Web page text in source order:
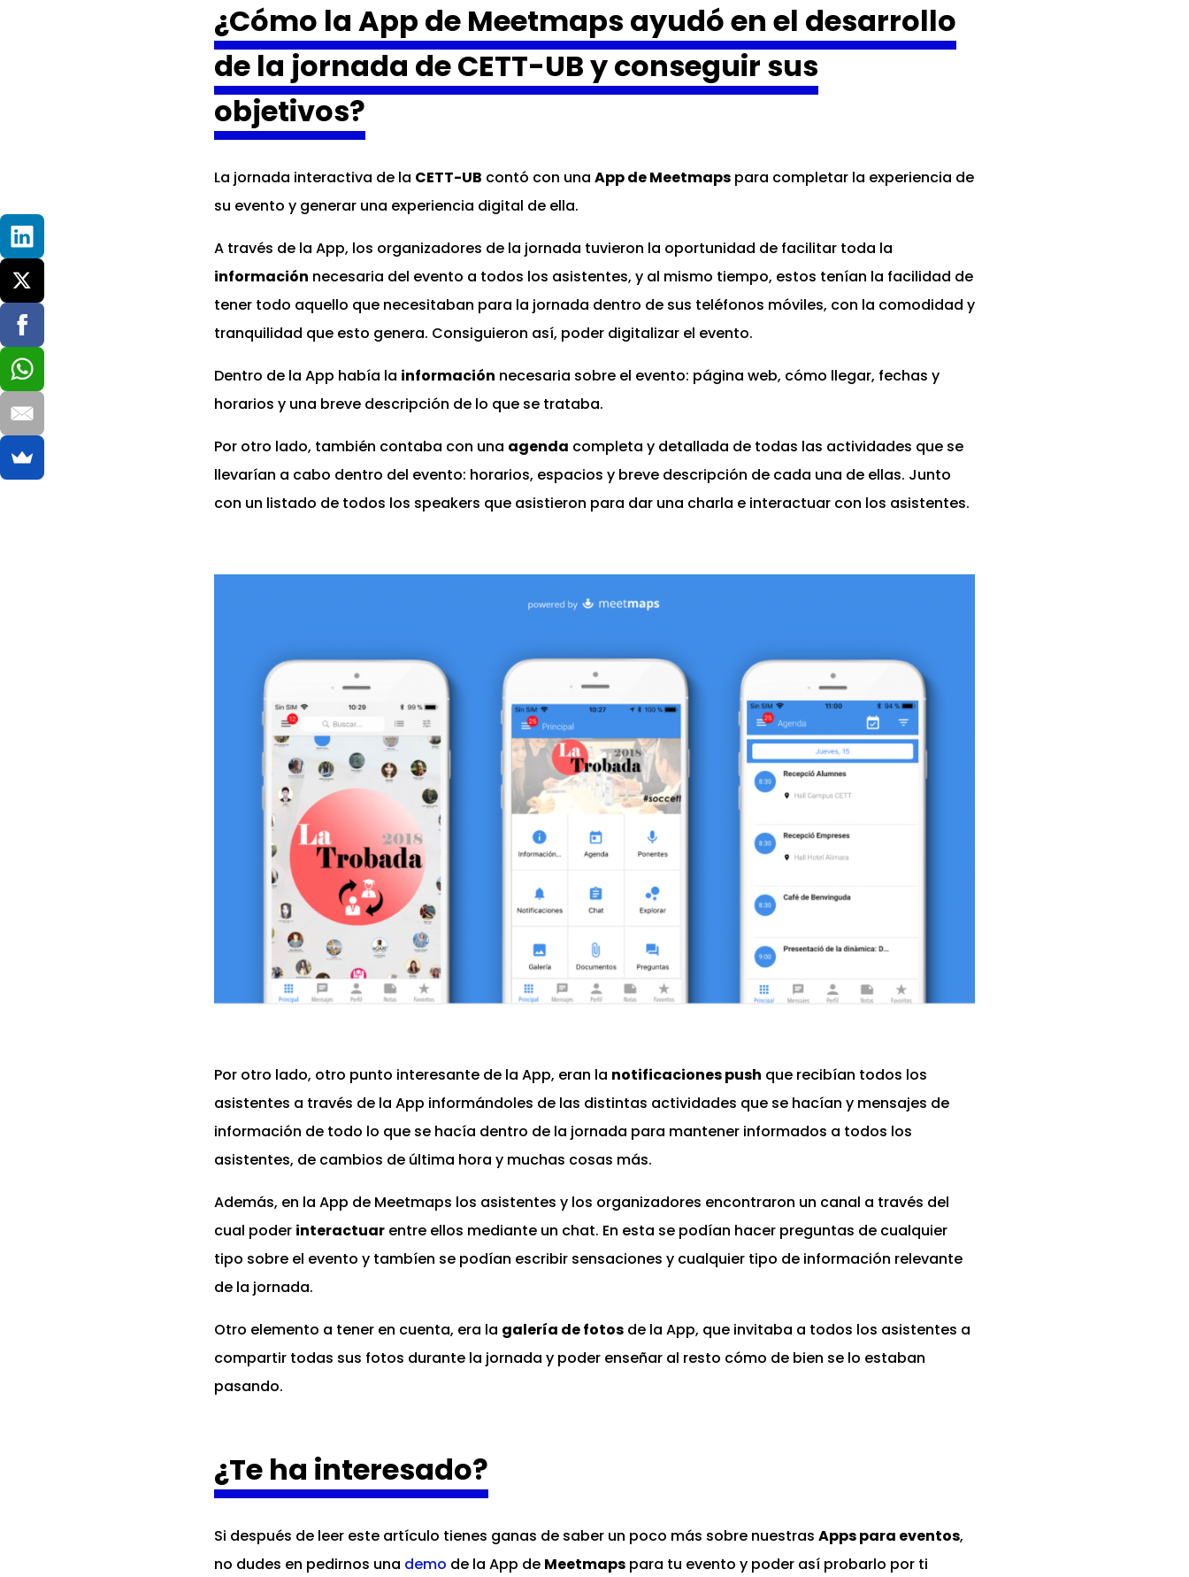
¿Cómo la App de Meetmaps ayudó en el desarrollo
de la jornada de CETT-UB y conseguir sus
objetivos?
La jornada interactiva de la CETT-UB contó con una App de Meetmaps para completar la experiencia de
su evento y generar una experiencia digital de ella.
A través de la App, los organizadores de la jornada tuvieron la oportunidad de facilitar toda la
información necesaria del evento a todos los asistentes, y al mismo tiempo, estos tenían la facilidad de
tener todo aquello que necesitaban para la jornada dentro de sus teléfonos móviles, con la comodidad y
tranquilidad que esto genera. Consiguieron así, poder digitalizar el evento.
Dentro de la App había la información necesaria sobre el evento: página web, cómo llegar, fechas y
horarios y una breve descripción de lo que se trataba.
Por otro lado, también contaba con una agenda completa y detallada de todas las actividades que se
llevarían a cabo dentro del evento: horarios, espacios y breve descripción de cada una de ellas. Junto
con un listado de todos los speakers que asistieron para dar una charla e interactuar con los asistentes.
Por otro lado, otro punto interesante de la App, eran la notificaciones push que recibían todos los
asistentes a través de la App informándoles de las distintas actividades que se hacían y mensajes de
información de todo lo que se hacía dentro de la jornada para mantener informados a todos los
asistentes, de cambios de última hora y muchas cosas más.
Además, en la App de Meetmaps los asistentes y los organizadores encontraron un canal a través del
cual poder interactuar entre ellos mediante un chat. En esta se podían hacer preguntas de cualquier
tipo sobre el evento y tambíen se podían escribir sensaciones y cualquier tipo de información relevante
de la jornada.
Otro elemento a tener en cuenta, era la galería de fotos de la App, que invitaba a todos los asistentes a
compartir todas sus fotos durante la jornada y poder enseñar al resto cómo de bien se lo estaban
pasando.
¿Te ha interesado?
Si después de leer este artículo tienes ganas de saber un poco más sobre nuestras Apps para eventos,
no dudes en pedirnos una demo de la App de Meetmaps para tu evento y poder así probarlo por ti